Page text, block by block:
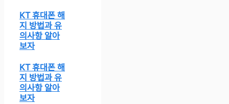
KT 휴대폰 해
지 방법과 유
의사항 알아
보자
KT 휴대폰 해
지 방법과 유
의사항 알아
보자